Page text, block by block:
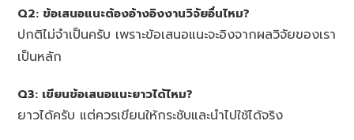
Q2: ข้อเสนอแนะต้องอ้างอิงงานวิจัยอื่นไหม?
ปกติไม่จำเป็นครับ เพราะข้อเสนอแนะจะอิงจากผลวิจัยของเรา
เป็นหลัก
Q3: เขียนข้อเสนอแนะยาวได้ไหม?
ยาวได้ครับ แต่ควรเขียนให้กระชับและนำไปใช้ได้จริง